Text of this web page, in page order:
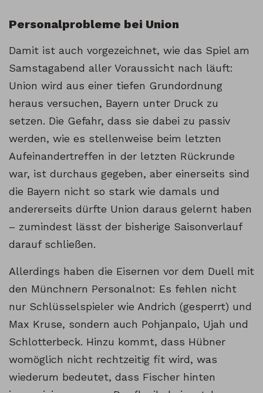
Personalprobleme bei Union
Damit ist auch vorgezeichnet, wie das Spiel am
Samstagabend aller Voraussicht nach läuft:
Union wird aus einer tiefen Grundordnung
heraus versuchen, Bayern unter Druck zu
setzen. Die Gefahr, dass sie dabei zu passiv
werden, wie es stellenweise beim letzten
Aufeinandertreffen in der letzten Rückrunde
war, ist durchaus gegeben, aber einerseits sind
die Bayern nicht so stark wie damals und
andererseits dürfte Union daraus gelernt haben
– zumindest lässt der bisherige Saisonverlauf
darauf schließen.
Allerdings haben die Eisernen vor dem Duell mit
den Münchnern Personalnot: Es fehlen nicht
nur Schlüsselspieler wie Andrich (gesperrt) und
Max Kruse, sondern auch Pohjanpalo, Ujah und
Schlotterbeck. Hinzu kommt, dass Hübner
womöglich nicht rechtzeitig fit wird, was
wiederum bedeutet, dass Fischer hinten